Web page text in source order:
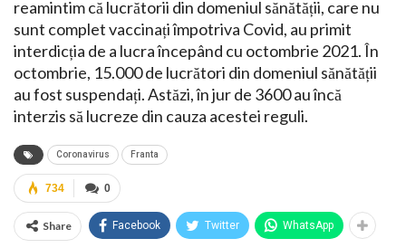
reamintim că lucrătorii din domeniul sănătății, care nu
sunt complet vaccinați împotriva Covid, au primit
interdicția de a lucra începând cu octombrie 2021. În
octombrie, 15.000 de lucrători din domeniul sănătății
au fost suspendați. Astăzi, în jur de 3600 au încă
interzis să lucreze din cauza acestei reguli.
Coronavirus Franta
0
734
Share Facebook Twitter WhatsApp